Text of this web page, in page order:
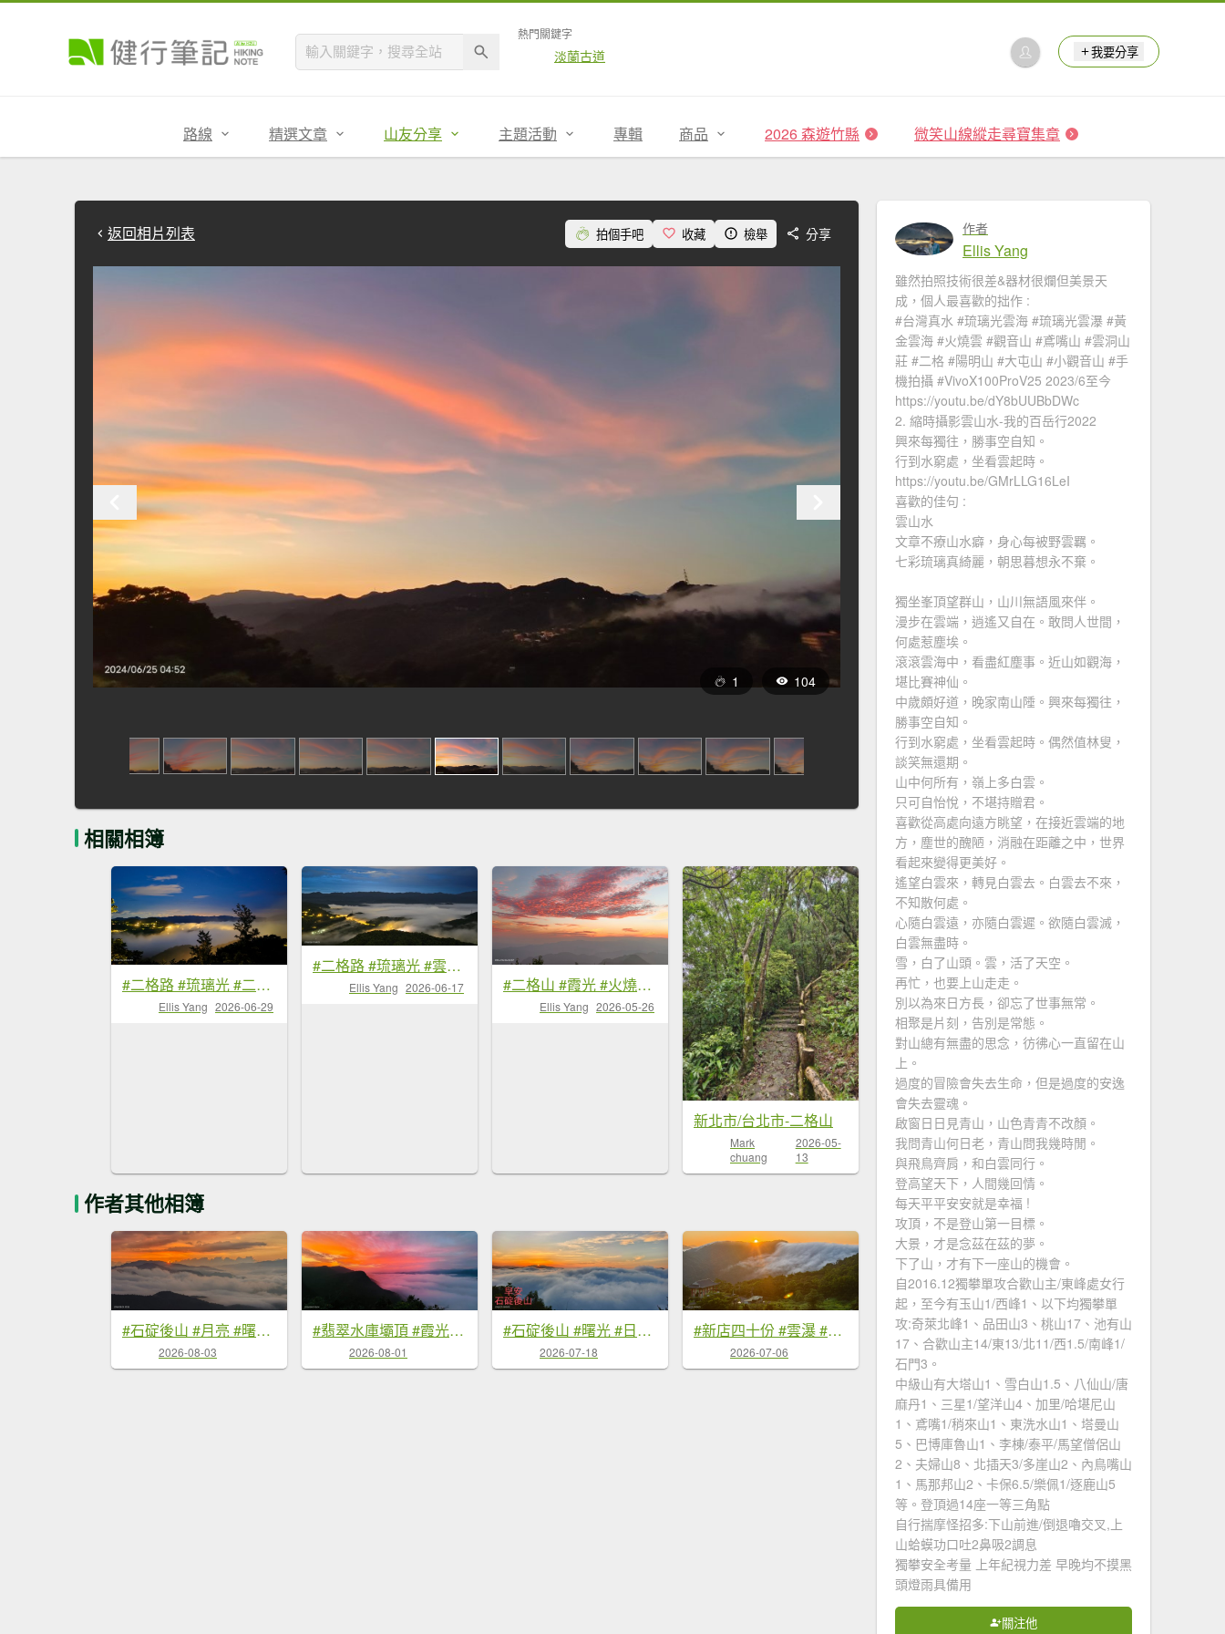
熱門關鍵字
淡蘭古道 我要分享
路線 精選文章 山友分享 主題活動 專輯 商品 2026 森遊竹縣 微笑山線縱走尋寶集章
返回相片列表 拍個手吧 收藏 檢舉 分享
1 104
相關相簿
#二格路 #琉璃光 #二格山 #雲海流瀑 #日出 #火燒雲 6/29
Ellis Yang 2026-06-29
#二格路 #琉璃光 #雲瀑 #二格山 #雲海流瀑 #日出 6/17&18
Ellis Yang 2026-06-17 #二格山 #霞光 #火燒雲 #日出 #雲海 #漁人碼頭 #夕陽 5/26
Ellis Yang 2026-05-26
新北市/台北市-二格山
Mark
chuang
2026-05-
13
作者其他相簿
#石碇後山 #月亮 #曙光 #反燒 #日出 #雲海 8/3
2026-08-03
#翡翠水庫壩頂 #霞光 #火燒雲 #日出 #雲海 #山羌 8/1&5&6
2026-08-01
#石碇後山 #曙光 #日出 #雲海 7/18
2026-07-18
#新店四十份 #雲瀑 #翡翠水庫壩頂 #日出 #雲海 #觀音圈 7/6&7&19
2026-07-06
作者
Ellis Yang
雖然拍照技術很差&器材很爛但美景天
成，個人最喜歡的拙作 :
#台灣真水 #琉璃光雲海​ #琉璃光雲瀑​​ #黃
金雲海 #火燒雲​ #觀音山​ #鳶嘴山 #雲洞山
莊 #二格​ #陽明山​ #大屯山 #小觀音山 #手
機拍攝 #VivoX100ProV25 2023/6至今
https://youtu.be/dY8bUUBbDWc
2. 縮時攝影雲山水-我的百岳行2022
興來每獨往，勝事空自知。
行到水窮處，坐看雲起時。
https://youtu.be/GMrLLG16LeI
喜歡的佳句 :
雲山水
文章不療山水癖，身心每被野雲羈。
七彩琉璃真綺麗，朝思暮想永不棄。
獨坐峯頂望群山，山川無語風來伴。
漫步在雲端，逍遙又自在。敢問人世間，
何處惹塵埃。
滾滾雲海中，看盡紅塵事。近山如觀海，
堪比賽神仙。
中歲頗好道，晚家南山陲。興來每獨往，
勝事空自知。
行到水窮處，坐看雲起時。偶然值林叟，
談笑無還期。
山中何所有，嶺上多白雲。
只可自怡悅，不堪持贈君。
喜歡從高處向遠方眺望，在接近雲端的地
方，塵世的醜陋，消融在距離之中，世界
看起來變得更美好。
遙望白雲來，轉見白雲去。白雲去不來，
不知散何處。
心隨白雲遠，亦隨白雲遲。欲隨白雲滅，
白雲無盡時。
雪，白了山頭。雲，活了天空。
再忙，也要上山走走。
別以為來日方長，卻忘了世事無常。
相聚是片刻，告別是常態。
對山總有無盡的思念，彷彿心一直留在山
上。
過度的冒險會失去生命，但是過度的安逸
會失去靈魂。
啟窗日日見青山，山色青青不改顏。
我問青山何日老，青山問我幾時閒。
與飛鳥齊肩，和白雲同行。
登高望天下，人間幾回情。
每天平平安安就是幸福 !
攻頂，不是登山第一目標。
大景，才是念茲在茲的夢。
下了山，才有下一座山的機會。
自2016.12獨攀單攻合歡山主/東峰處女行
起，至今有玉山1/西峰1、以下均獨攀單
攻:奇萊北峰1、品田山3、桃山17、池有山
17、合歡山主14/東13/北11/西1.5/南峰1/
石門3。
中級山有大塔山1、雪白山1.5、八仙山/唐
麻丹1、三星1/望洋山4、加里/哈堪尼山
1、鳶嘴1/稍來山1、東洗水山1、塔曼山
5、巴博庫魯山1、李棟/泰平/馬望僧侶山
2、夫婦山8、北插天3/多崖山2、內鳥嘴山
1、馬那邦山2、卡保6.5/樂佩1/逐鹿山5
等。登頂過14座一等三角點
自行揣摩怪招多:下山前進/倒退嚕交叉,上
山蛤蟆功口吐2鼻吸2調息
獨攀安全考量 上年紀視力差 早晚均不摸黑
頭燈雨具備用
關注他